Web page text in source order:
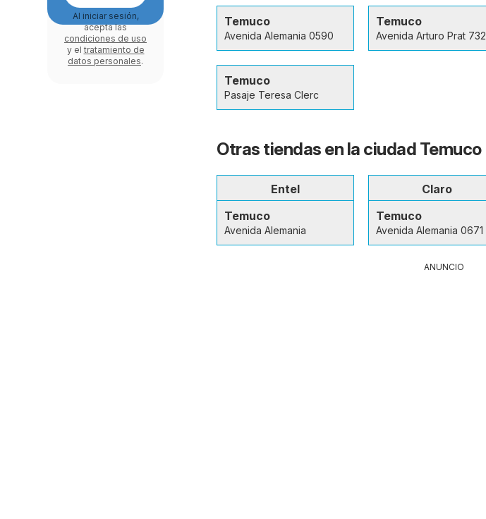
Temuco
Avenida Alemania 0590
Temuco
Avenida Arturo Prat 732
Temuco
Pasaje Teresa Clerc
Otras tiendas en la ciudad Temuco
Entel
Temuco
Avenida Alemania
Claro
Temuco
Avenida Alemania 0671
ANUNCIO
Al iniciar sesión,
acepta las
condiciones de uso
y el tratamiento de
datos personales.